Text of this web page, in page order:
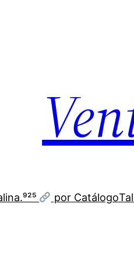
por Catálogo